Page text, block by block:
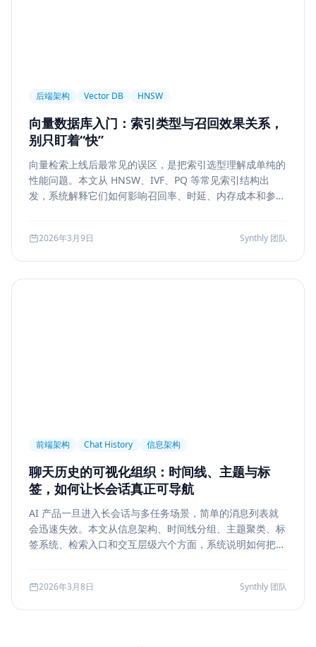
后端架构 Vector DB HNSW
向量数据库入门：索引类型与召回效果关系，
别只盯着“快”
向量检索上线后最常见的误区，是把索引选型理解成单纯的
性能问题。本文从 HNSW、IVF、PQ 等常见索引结构出
发，系统解释它们如何影响召回率、时延、内存成本和参数
2026年3月9日 Synthly 团队
前端架构 Chat History 信息架构
聊天历史的可视化组织：时间线、主题与标
签，如何让长会话真正可导航
AI 产品一旦进入长会话与多任务场景，简单的消息列表就
会迅速失效。本文从信息架构、时间线分组、主题聚类、标
签系统、检索入口和交互层级六个方面，系统说明如何把聊
2026年3月8日 Synthly 团队